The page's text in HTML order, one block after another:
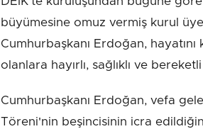
büyümesine omuz vermiş kurul
Cumhurbaşkanı Erdoğan,
olanlara hayırlı, sağlıklı ve
Cumhurbaşkanı Erdoğan, vefa
Töreni'nin beşincisinin icra